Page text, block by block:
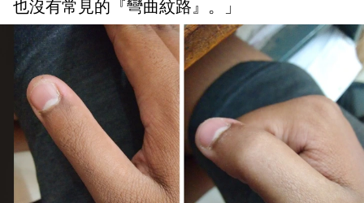
也沒有常見的『彎曲紋路』。」